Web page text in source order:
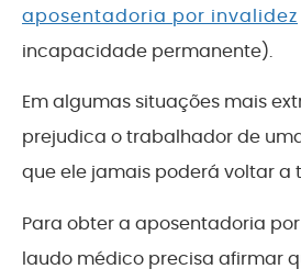
aposentadoria por invalidez
incapacidade permanente).
Em algumas situações mais
prejudica o trabalhador de
que ele jamais poderá voltar a
Para obter a aposentadoria
laudo médico precisa afirmar